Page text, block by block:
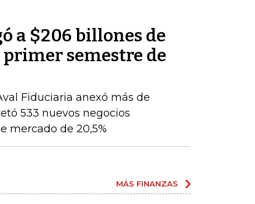
a $206 billones de
semestre de
Fiduciaria anexó más de
533 nuevos negocios
mercado de 20,5%
MÁS FINANZAS